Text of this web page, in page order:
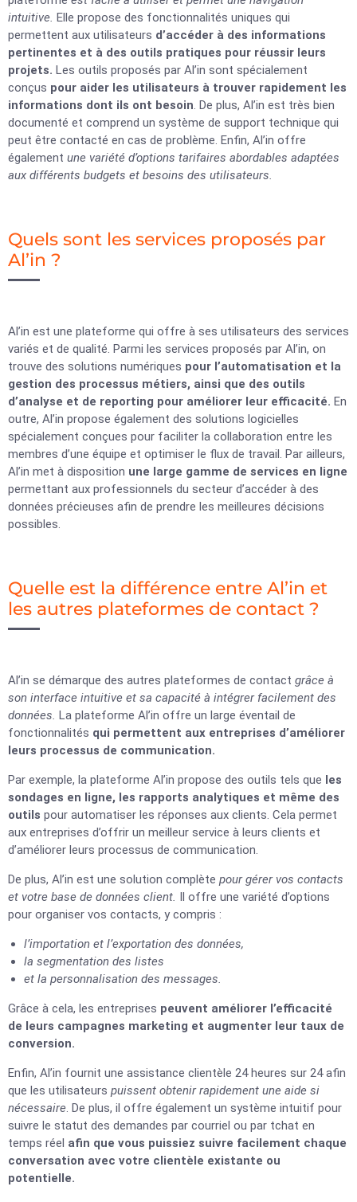
intuitive. Elle propose des fonctionnalités uniques qui
permettent aux utilisateurs d’accéder à des informations
pertinentes et à des outils pratiques pour réussir leurs
projets. Les outils proposés par Al’in sont spécialement
conçus pour aider les utilisateurs à trouver rapidement les
informations dont ils ont besoin. De plus, Al’in est très bien
documenté et comprend un système de support technique qui
peut être contacté en cas de problème. Enfin, Al’in offre
également une variété d’options tarifaires abordables adaptées
aux différents budgets et besoins des utilisateurs.
Quels sont les services proposés par
Al’in ?
Al’in est une plateforme qui offre à ses utilisateurs des services
variés et de qualité. Parmi les services proposés par Al’in, on
trouve des solutions numériques pour l’automatisation et la
gestion des processus métiers, ainsi que des outils
d’analyse et de reporting pour améliorer leur efficacité. En
outre, Al’in propose également des solutions logicielles
spécialement conçues pour faciliter la collaboration entre les
membres d’une équipe et optimiser le flux de travail. Par ailleurs,
Al’in met à disposition une large gamme de services en ligne
permettant aux professionnels du secteur d’accéder à des
données précieuses afin de prendre les meilleures décisions
possibles.
Quelle est la différence entre Al’in et
les autres plateformes de contact ?
Al’in se démarque des autres plateformes de contact grâce à
son interface intuitive et sa capacité à intégrer facilement des
données. La plateforme Al’in offre un large éventail de
fonctionnalités qui permettent aux entreprises d’améliorer
leurs processus de communication.
Par exemple, la plateforme Al’in propose des outils tels que les
sondages en ligne, les rapports analytiques et même des
outils pour automatiser les réponses aux clients. Cela permet
aux entreprises d’offrir un meilleur service à leurs clients et
d’améliorer leurs processus de communication.
De plus, Al’in est une solution complète pour gérer vos contacts
et votre base de données client. Il offre une variété d’options
pour organiser vos contacts, y compris :
l’importation et l’exportation des données,
la segmentation des listes
et la personnalisation des messages.
Grâce à cela, les entreprises peuvent améliorer l’efficacité
de leurs campagnes marketing et augmenter leur taux de
conversion.
Enfin, Al’in fournit une assistance clientèle 24 heures sur 24 afin
que les utilisateurs puissent obtenir rapidement une aide si
nécessaire. De plus, il offre également un système intuitif pour
suivre le statut des demandes par courriel ou par tchat en
temps réel afin que vous puissiez suivre facilement chaque
conversation avec votre clientèle existante ou
potentielle.